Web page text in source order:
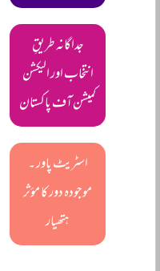
جداگانہ طریقِ
انتخاب اور الیکشن
کمیشن آف پاکستان
اسٹریٹ پاور ۔
موجودہ دور کا مؤثر
ہتھیار